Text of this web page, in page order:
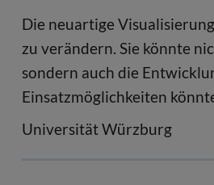
Die neuartige
zu verändern. Sie könnte
sondern auch die
Einsatzmöglichkeiten
Universität Würzburg